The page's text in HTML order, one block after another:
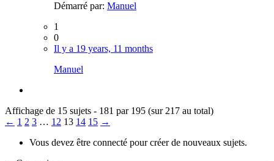
Démarré par: Manuel
1
0
Il y a 19 years, 11 months
Manuel
Affichage de 15 sujets - 181 par 195 (sur 217 au total)
← 1 2 3 … 12 13 14 15 →
Vous devez être connecté pour créer de nouveaux sujets.